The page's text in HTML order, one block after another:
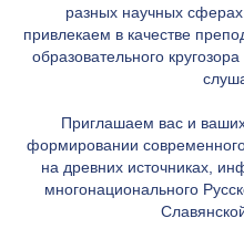
разных научных
привлекаем в качестве
образовательного
Приглашаем вас и
формировании
на древних источниках,
многонационального